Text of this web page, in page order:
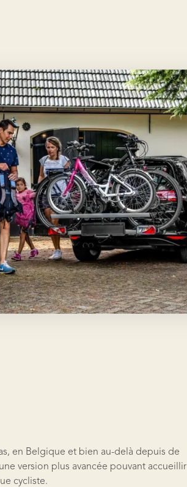
en Belgique et bien au-delà depuis de
version plus avancée pouvant accueillir
cycliste.